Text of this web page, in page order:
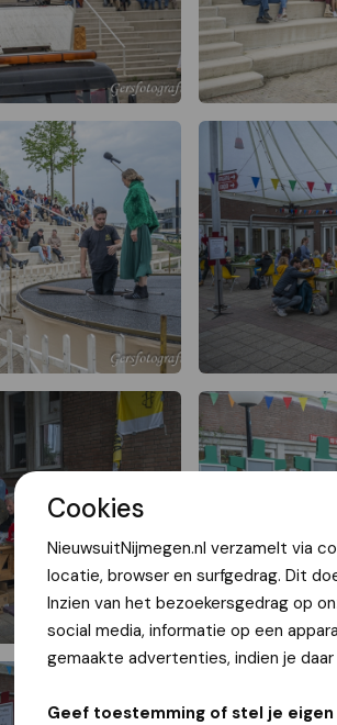
Cookies
NieuwsuitNijmegen.nl verzamelt via
locatie, browser en surfgedrag. Dit
Inzien van het bezoekersgedrag op
social media, informatie op een
gemaakte advertenties, indien je
Geef toestemming of stel je eigen